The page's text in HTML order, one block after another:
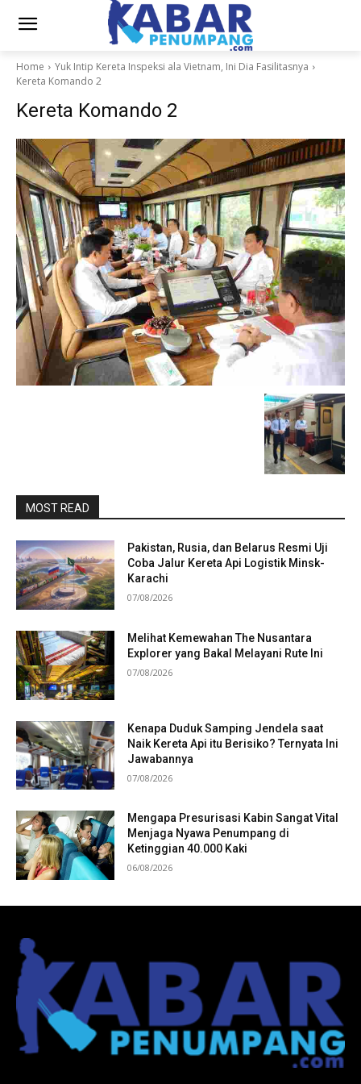
Home
Yuk Intip Kereta Inspeksi ala Vietnam, Ini Dia Fasilitasnya
Kereta Komando 2
Kereta Komando 2
MOST READ
Pakistan, Rusia, dan Belarus Resmi Uji
Coba Jalur Kereta Api Logistik Minsk-
Karachi
07/08/2026
Melihat Kemewahan The Nusantara
Explorer yang Bakal Melayani Rute Ini
07/08/2026
Kenapa Duduk Samping Jendela saat
Naik Kereta Api itu Berisiko? Ternyata Ini
Jawabannya
07/08/2026
Mengapa Presurisasi Kabin Sangat Vital
Menjaga Nyawa Penumpang di
Ketinggian 40.000 Kaki
06/08/2026